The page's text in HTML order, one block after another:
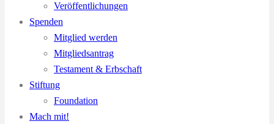
Veröffentlichungen
Spenden
Mitglied werden
Mitgliedsantrag
Testament & Erbschaft
Stiftung
Foundation
Mach mit!